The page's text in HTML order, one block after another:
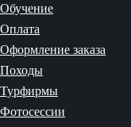
Обучение
Оплата
Оформление заказа
Походы
Турфирмы
Фотосессии